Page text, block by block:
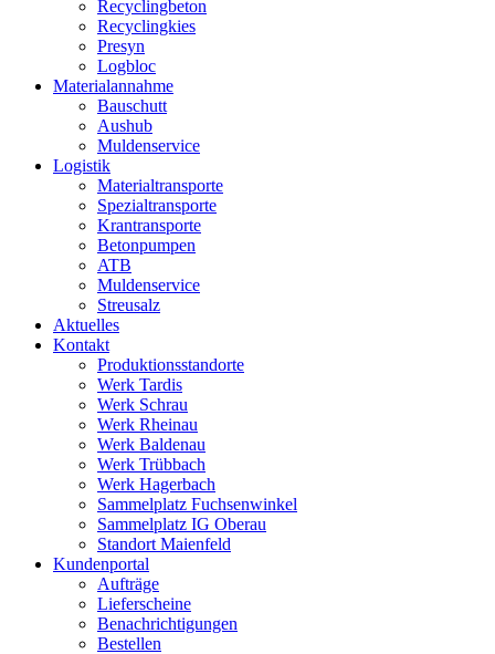
Recyclingbeton
Recyclingkies
Presyn
Logbloc
Materialannahme
Bauschutt
Aushub
Muldenservice
Logistik
Materialtransporte
Spezialtransporte
Krantransporte
Betonpumpen
ATB
Muldenservice
Streusalz
Aktuelles
Kontakt
Produktionsstandorte
Werk Tardis
Werk Schrau
Werk Rheinau
Werk Baldenau
Werk Trübbach
Werk Hagerbach
Sammelplatz Fuchsenwinkel
Sammelplatz IG Oberau
Standort Maienfeld
Kundenportal
Aufträge
Lieferscheine
Benachrichtigungen
Bestellen